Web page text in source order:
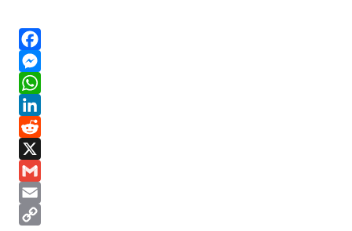
Facebook
Messenger
WhatsApp
LinkedIn
Reddit
X
Gmail
Email